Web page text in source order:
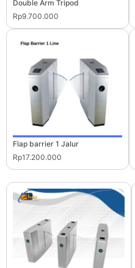
Double Arm Tripod
Rp9.700.000
Flap barrier 1 Jalur
Rp17.200.000